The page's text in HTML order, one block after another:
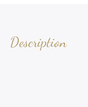
Description